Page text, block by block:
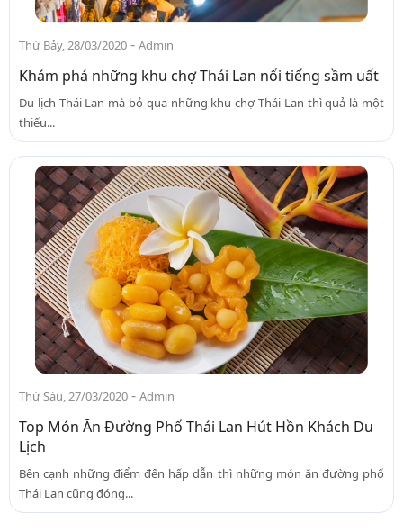
Thứ Bảy, 28/03/2020 - Admin
Khám phá những khu chợ Thái Lan nổi tiếng sầm uất
Du lịch Thái Lan mà bỏ qua những khu chợ Thái Lan thì quả là một
thiếu...
Thứ Sáu, 27/03/2020 - Admin
Top Món Ăn Đường Phố Thái Lan Hút Hồn Khách Du
Lịch
Bên cạnh những điểm đến hấp dẫn thì những món ăn đường phố
Thái Lan cũng đóng...